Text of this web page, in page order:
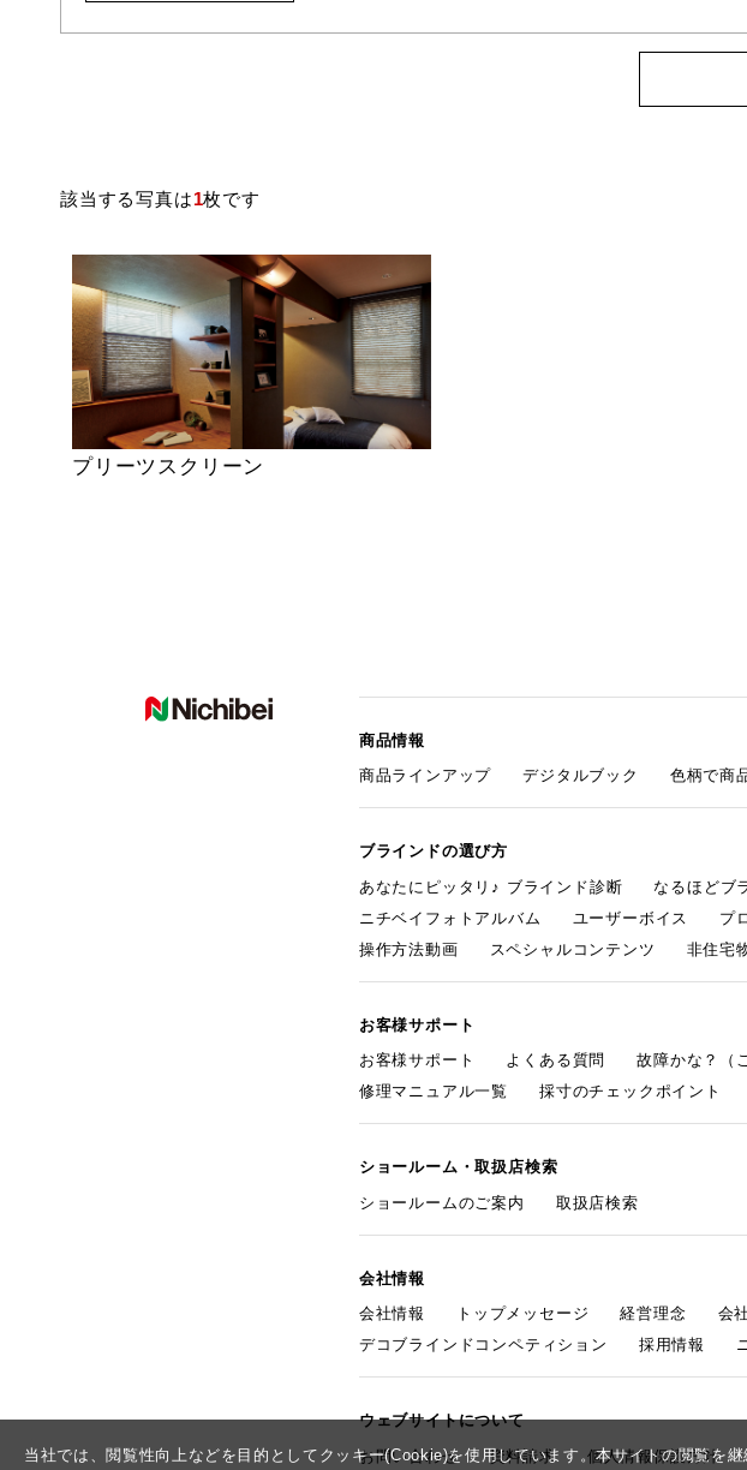
当社では、閲覧性向上などを目的としてクッキー(Cookie)を使用しています。本サイトの閲覧を
該当する写真は1枚です
プリーツスクリーン
商品情報
商品ラインアップ
デジタルブック 色柄で商
ブラインドの選び方
あなたにピッタリ♪ ブラインド診断
なるほどブ
ニチベイフォトアルバム
ユーザーボイス プ
操作方法動画
スペシャルコンテンツ 非住宅
お客様サポート
お客様サポート
よくある質問 故障かな？（
修理マニュアル一覧
採寸のチェックポイント
ショールーム・取扱店検索
ショールームのご案内
取扱店検索
会社情報
会社情報
トップメッセージ 経営理念 会
デコブラインドコンペティション
採用情報
ウェブサイトについて
お問い合わせ
資料請求 個人情報保護方針